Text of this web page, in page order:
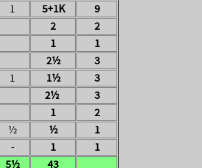
1 5+1K
9
2
2
1
1
2½
3
1 1½
3
2½
3
1
2
½ ½
1
- 1
1
5½
43